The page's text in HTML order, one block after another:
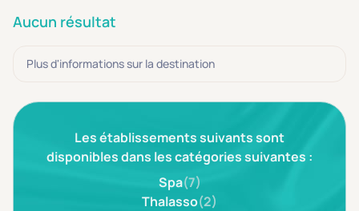
Note de nos clients
(0)
Très bien: 3.5+
Aucun résultat
Plus d'informations sur la destination
Les établissements suivants sont
disponibles dans les catégories suivantes :
Spa(7)
Thalasso(2)